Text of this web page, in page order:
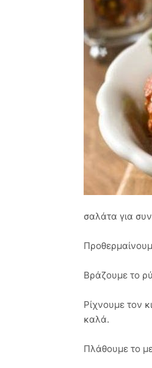
σαλάτα για
Βράζουμε το
Ρίχνουμε τον
καλά.
Πλάθουμε το